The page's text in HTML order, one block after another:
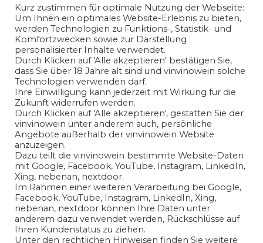
Ihre Telefonnummer
Ihr Anliegen*
Ich habe die Datenschutzerklärunggelesen und bin mit
der Verarbeitung meiner angegeben
personenbezogenen Daten in Übereinstimmung mit den
Bedingungen derDatenschutzerklärung
Kurz zustimmen für optimale Nutzung der Webseite:
Um Ihnen ein optimales Website-Erlebnis zu bieten,
werden Technologien zu Funktions-, Statistik- und
Komfortzwecken sowie zur Darstellung
personalisierter Inhalte verwendet.
Durch Klicken auf 'Alle akzeptieren' bestätigen Sie,
dass Sie über 18 Jahre alt sind und vinvinowein solche
Technologien verwenden darf.
Ihre Einwilligung kann jederzeit mit Wirkung für die
Zukunft widerrufen werden.
Durch Klicken auf 'Alle akzeptieren', gestatten Sie der
vinvinowein unter anderem auch, persönliche
Angebote außerhalb der vinvinowein Website
anzuzeigen.
Dazu teilt die vinvinowein bestimmte Website-Daten
mit Google, Facebook, YouTube, Instagram, LinkedIn,
Xing, nebenan, nextdoor.
Im Rahmen einer weiteren Verarbeitung bei Google,
Facebook, YouTube, Instagram, LinkedIn, Xing,
nebenan, nextdoor können Ihre Daten unter
anderem dazu verwendet werden, Rückschlüsse auf
Ihren Kundenstatus zu ziehen.
Unter den rechtlichen Hinweisen finden Sie weitere